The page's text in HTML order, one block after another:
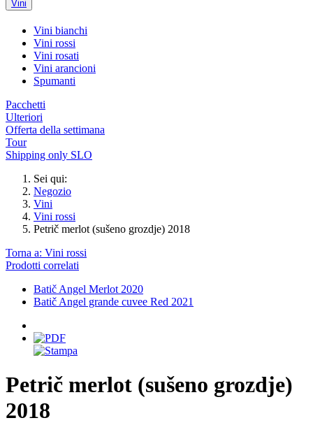
Vini
Vini bianchi
Vini rossi
Vini rosati
Vini arancioni
Spumanti
Pacchetti
Ulteriori
Offerta della settimana
Tour
Shipping only SLO
Sei qui:
Negozio
Vini
Vini rossi
Petrič merlot (sušeno grozdje) 2018
Torna a: Vini rossi
Prodotti correlati
Batič Angel Merlot 2020
Batič Angel grande cuvee Red 2021
Petrič merlot (sušeno grozdje)
2018